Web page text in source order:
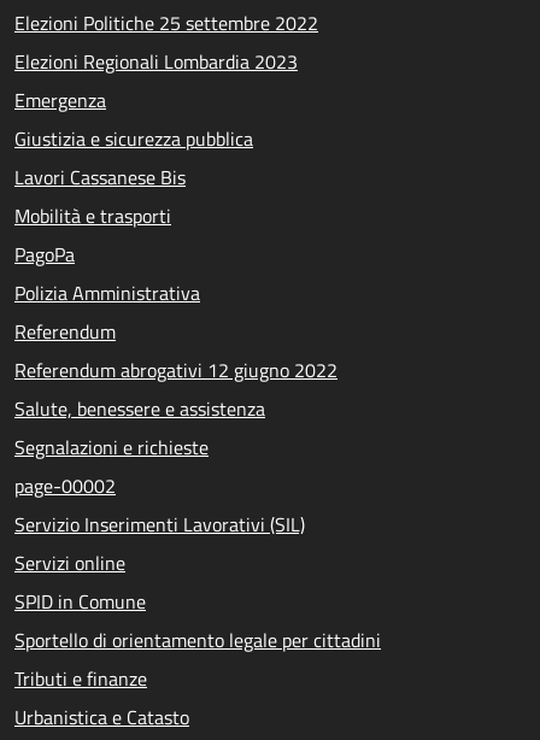
Elezioni Politiche 25 settembre 2022
Elezioni Regionali Lombardia 2023
Emergenza
Giustizia e sicurezza pubblica
Lavori Cassanese Bis
Mobilità e trasporti
PagoPa
Polizia Amministrativa
Referendum
Referendum abrogativi 12 giugno 2022
Salute, benessere e assistenza
Segnalazioni e richieste
page-00002
Servizio Inserimenti Lavorativi (SIL)
Servizi online
SPID in Comune
Sportello di orientamento legale per cittadini
Tributi e finanze
Urbanistica e Catasto